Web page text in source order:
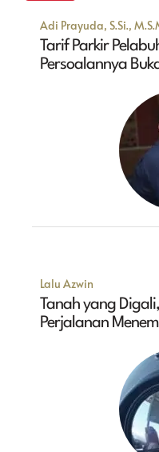
Adi Prayuda, S.Si.,
Tarif Parkir
Persoalannya
Lalu Azwin
Tanah yang
Perjalanan